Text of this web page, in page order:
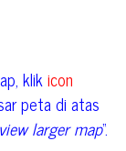
klikicon
peta di atas
view larger map“.